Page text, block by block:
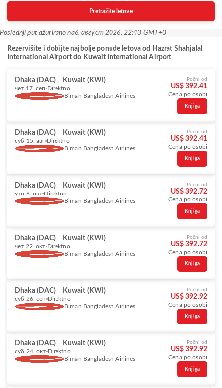
Pretražite letove
Poslednji put ažurirano na6. август 2026. 22:43 GMT+0
Rezervišite i dobijte najbolje ponude letova od Hazrat Shahjalal
International Airport do Kuwait International Airport
Dhaka (DAC) Kuwait (KWI)
чет 17. сеп Direktno
Biman Bangladesh Airlines
Počni od
US$ 392.41
Cena po osobi
Knjiga
Dhaka (DAC) Kuwait (KWI)
суб 15. авг Direktno
Biman Bangladesh Airlines
Počni od
US$ 392.41
Cena po osobi
Knjiga
Dhaka (DAC) Kuwait (KWI)
уто 6. окт Direktno
Biman Bangladesh Airlines
Počni od
US$ 392.72
Cena po osobi
Knjiga
Dhaka (DAC) Kuwait (KWI)
чет 22. окт Direktno
Biman Bangladesh Airlines
Počni od
US$ 392.72
Cena po osobi
Knjiga
Dhaka (DAC) Kuwait (KWI)
суб 26. сеп Direktno
Biman Bangladesh Airlines
Počni od
US$ 392.92
Cena po osobi
Knjiga
Dhaka (DAC) Kuwait (KWI)
суб 24. окт Direktno
Biman Bangladesh Airlines
Počni od
US$ 392.92
Cena po osobi
Knjiga